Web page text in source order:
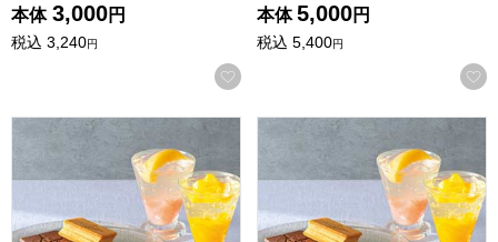
本体 3,000円
税込 3,240円
お気に入りに登録する
本体 5,000円
税込 5,400円
プレスバターサンド バターサンド・フルーツジュレ詰合せ
プレスバターサンド バター